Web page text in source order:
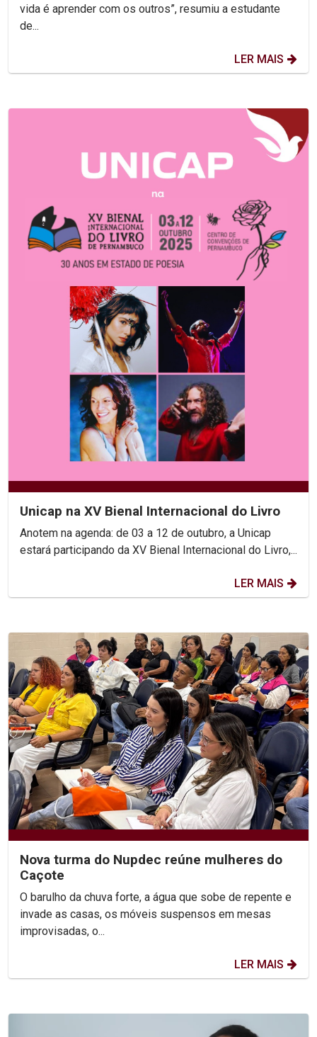
vida é aprender com os outros”, resumiu a estudante
de...
LER MAIS
Unicap na XV Bienal Internacional do Livro
Anotem na agenda: de 03 a 12 de outubro, a Unicap
estará participando da XV Bienal Internacional do Livro,...
LER MAIS
Nova turma do Nupdec reúne mulheres do
Caçote
O barulho da chuva forte, a água que sobe de repente e
invade as casas, os móveis suspensos em mesas
improvisadas, o...
LER MAIS